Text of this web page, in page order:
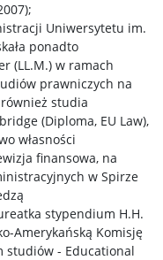
Uniwersytetu im.
ponadto
(LL.M.) w ramach
prawniczych na
studia
(Diploma, EU Law),
własności
finansowa, na
w Spirze
stypendium H.H.
Amerykańską Komisję
studiów - Educational